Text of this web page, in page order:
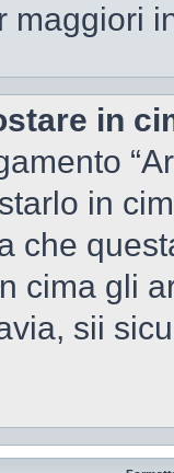
maggiori
in
in
che
cima gli
sii